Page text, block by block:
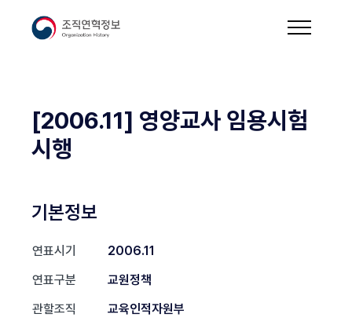
[2006.11] 영양교사 임용시험
시행
기본정보
연표시기
2006.11
연표구분
교원정책
관할조직
교육인적자원부